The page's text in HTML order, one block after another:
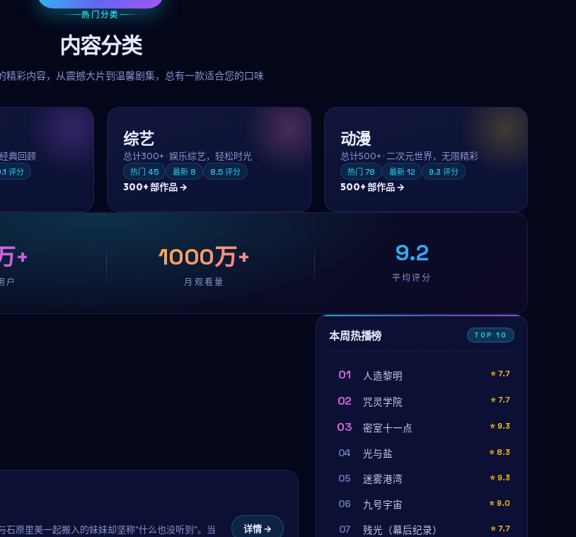
热门分类
内容分类
精彩内容，从震撼大片到温馨剧集，总有一款适合您的口味
典回顾
评分
综艺
总计300+·娱乐综艺，轻松时光
热门 45 最新 8 8.5 评分
300+部作品 →
动漫
总计500+· 二次元世界，无限精彩
热门 78 最新 12 9.3 评分
500+部作品 →
+
户
1000万+
月观看量
9.2
平均评分
原里美一起搬入的妹妹却坚称"什么也没听到"。当
详情 →
本周热播榜 TOP 10
01 人造黎明 ⭐ 7.7
02 咒灵学院 ⭐ 7.7
03 密室十一点 ⭐ 9.3
04 光与盐 ⭐ 8.3
05 迷雾港湾 ⭐ 9.3
06 九号宇宙 ⭐ 9.0
07 残光（幕后纪录） ⭐ 7.7